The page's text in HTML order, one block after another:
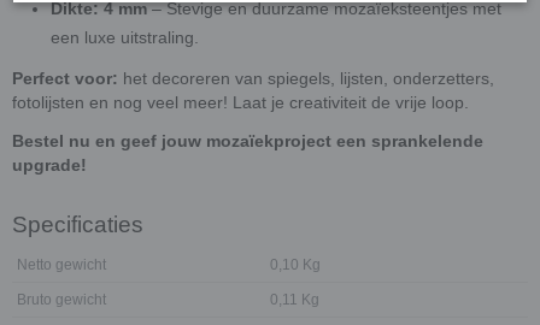
Dikte: 4 mm– Stevige en duurzame mozaïeksteentjes met
een luxe uitstraling.
Perfect voor: het decoreren van spiegels, lijsten, onderzetters,
fotolijsten en nog veel meer! Laat je creativiteit de vrije loop.
Bestel nu en geef jouw mozaïekproject een sprankelende
upgrade!
Specificaties
Netto gewicht 0,10 Kg
Bruto gewicht 0,11 Kg